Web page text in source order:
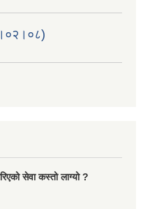
सेवा कस्तो लाग्यो ?